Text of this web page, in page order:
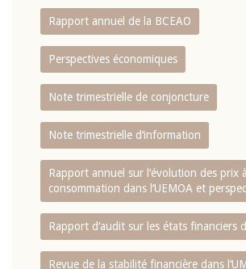
Rapport annuel de la BCEAO
Perspectives économiques
Note trimestrielle de conjoncture
Note trimestrielle d‘information
Rapport annuel sur l‘évolution des prix
consommation dans l‘UEMOA et
Rapport d‘audit sur les états financiers
Revue de la stabilité financière dans